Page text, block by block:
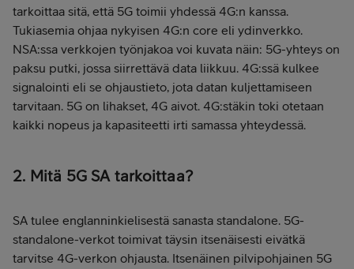
tarkoittaa sitä, että 5G toimii yhdessä 4G:n kanssa.
Tukiasemia ohjaa nykyisen 4G:n core eli ydinverkko.
NSA:ssa verkkojen työnjakoa voi kuvata näin: 5G-yhteys on
paksu putki, jossa siirrettävä data liikkuu. 4G:ssä kulkee
signalointi eli se ohjaustieto, jota datan kuljettamiseen
tarvitaan. 5G on lihakset, 4G aivot. 4G:stäkin toki otetaan
kaikki nopeus ja kapasiteetti irti samassa yhteydessä.
2. Mitä 5G SA tarkoittaa?
SA tulee englanninkielisestä sanasta standalone. 5G-
standalone-verkot toimivat täysin itsenäisesti eivätkä
tarvitse 4G-verkon ohjausta. Itsenäinen pilvipohjainen 5G